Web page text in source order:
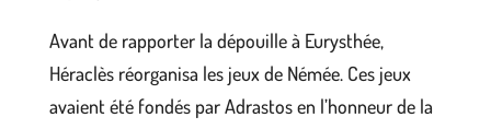
Avant de rapporter la dépouille à Eurysthée,
Héraclès réorganisa les jeux de Némée. Ces jeux
avaient été fondés par Adrastos en l’honneur de la